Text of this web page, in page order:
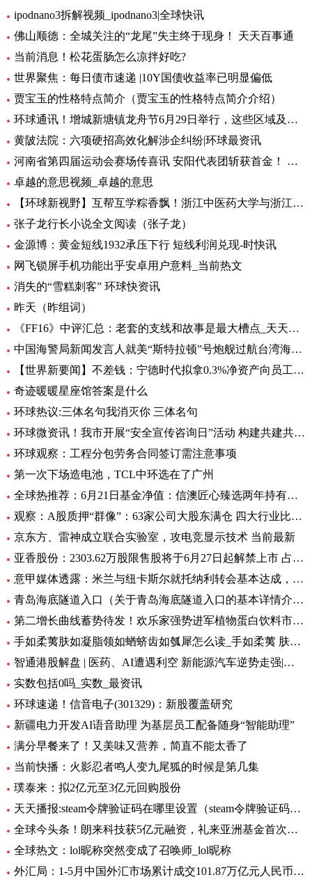
ipodnano3拆解视频_ipodnano3|全球快讯
佛山顺德：全城关注的“龙尾”失主终于现身！ 天天百事通
当前消息！松花蛋肠怎么凉拌好吃?
世界聚焦：每日债市速递 |10Y国债收益率已明显偏低
贾宝玉的性格特点简介（贾宝玉的性格特点简介介绍）
环球通讯！增城新塘镇龙舟节6月29日举行，这些区域及路段将有交通管制
黄陂法院：六项硬招高效化解涉企纠纷|环球最资讯
河南省第四届运动会赛场传喜讯 安阳代表团斩获首金！ 环球新要闻
卓越的意思视频_卓越的意思
【环球新视野】互帮互学粽香飘！浙江中医药大学与浙江商职院国际学生共度端午
张子龙行长小说全文阅读（张子龙）
金源博：黄金短线1932承压下行 短线利润兑现-时快讯
网飞锁屏手机功能出乎安卓用户意料_当前热文
消失的“雪糕刺客” 环球快资讯
昨天（昨组词）
《FF16》中评汇总：老套的支线和故事是最大槽点_天天头条
中国海警局新闻发言人就美“斯特拉顿”号炮舰过航台湾海峡发表谈话|每日动态
【世界新要闻】不差钱：宁德时代拟拿0.3%净资产向员工提供无息借款，支持购自住商品房
奇迹暖暖星座馆答案是什么
环球热议:三体名句我消灭你 三体名句
环球微资讯！我市开展“安全宣传咨询日”活动 构建共建共治共享安全生产格局
环球观察：工程分包劳务合同签订需注意事项
第一次下场造电池，TCL中环选在了广州
全球热推荐：6月21日基金净值：信澳匠心臻选两年持有期混合最新净值1.1771，跌4.47%
观察：A股质押“群像”：63家公司大股东满仓 四大行业比例大降
京东方、雷神成立联合实验室，攻电竞显示技术 当前最新
亚香股份：2303.62万股限售股将于6月27日起解禁上市 占公司总股本的28.51%
意甲媒体透露：米兰与纽卡斯尔就托纳利转会基本达成，球员已答应 环球新资讯
青岛海底隧道入口（关于青岛海底隧道入口的基本详情介绍）
第二增长曲线蓄势待发！欢乐家强势进军植物蛋白饮料市场 今日热讯
手如柔荑肤如凝脂领如蝤蛴齿如瓠犀怎么读_手如柔荑 肤如凝脂 领如蝤蛴 齿如瓠犀 螓首蛾眉 巧笑倩兮 美
智通港股解盘 | 医药、AI遭遇利空 新能源汽车逆势走强|环球播资讯
实数包括0吗_实数_最资讯
环球速递！信音电子(301329)：新股覆盖研究
新疆电力开发AI语音助理 为基层员工配备随身“智能助理”
满分早餐来了！又美味又营养，简直不能太香了
当前快播：火影忍者鸣人变九尾狐的时候是第几集
璞泰来：拟2亿元至3亿元回购股份
天天播报:steam令牌验证码在哪里设置（steam令牌验证码在哪）
全球今头条！朗来科技获5亿元融资，礼来亚洲基金首次投资湖北
全球热文：lol昵称突然变成了召唤师_lol昵称
外汇局：1-5月中国外汇市场累计成交101.87万亿元人民币-讯息